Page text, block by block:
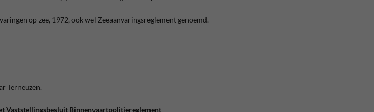
op zee, 1972, ook wel Zeeaanvaringsreglement genoemd.
Terneuzen.
Vaststellingsbesluit Binnenvaartpolitiereglement